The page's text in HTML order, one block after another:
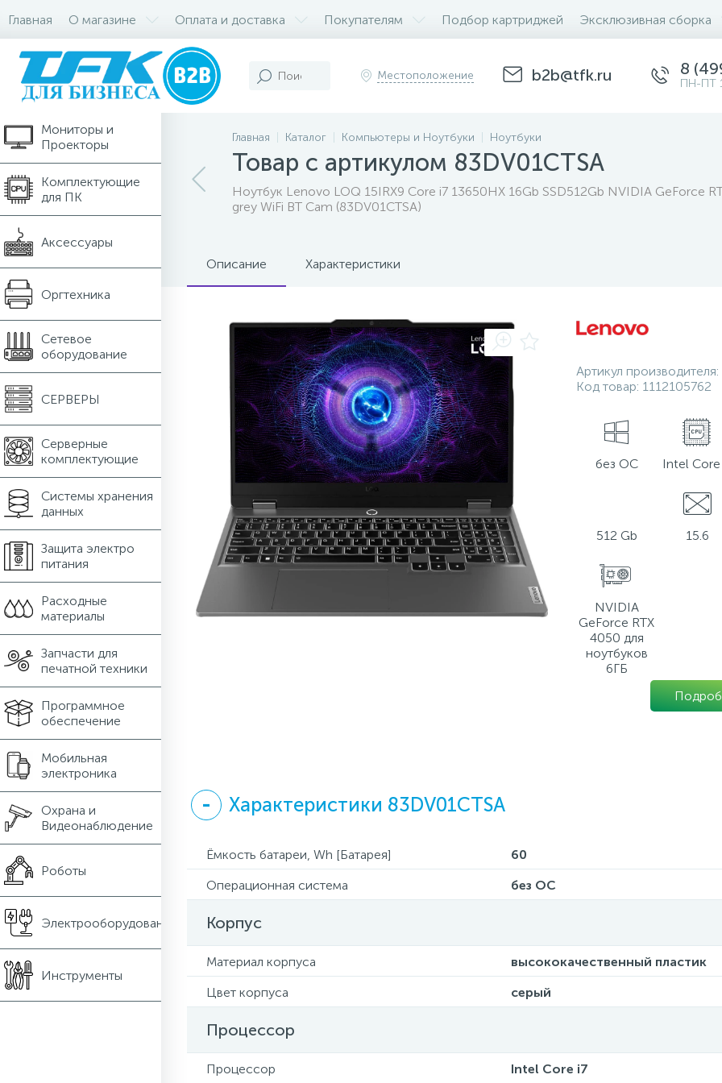
Главная О магазине Оплата и доставка Покупателям Подбор картриджей Эксклюзивная сборка
Местоположение b2b@tfk.ru 8
ПН-ПТ
Компьютеры и
Ноутбуки
Мониторы и
Проекторы
Комплектующие
для ПК
Аксессуары
Оргтехника
Сетевое
оборудование
СЕРВЕРЫ
Серверные
комплектующие
Системы хранения
данных
Защита электро
питания
Расходные
материалы
Запчасти для
печатной техники
Программное
обеспечение
Мобильная
электроника
Охрана и
Видеонаблюдение
Роботы
Электрооборудование
Инструменты
Главная Каталог Компьютеры и Ноутбуки Ноутбуки
Товар с артикулом 83DV01CTSA
Ноутбук Lenovo LOQ 15IRX9 Core i7 13650HX 16Gb SSD512Gb NVIDIA GeForce
grey WiFi BT Cam (83DV01CTSA)
Описание Характеристики
Артикул производителя:
Код товар: 1112105762
без ОС Intel Core
512 Gb 15.6
NVIDIA
GeForce RTX
4050 для
ноутбуков
6ГБ
Характеристики 83DV01CTSA
Ёмкость батареи, Wh [Батарея]
60
Операционная система
без ОС
Корпус
Материал корпуса
высококачественный пластик
Цвет корпуса
серый
Процессор
Процессор Intel Core i7